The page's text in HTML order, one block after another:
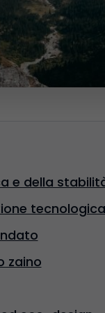
e della
tecnologica
zaino